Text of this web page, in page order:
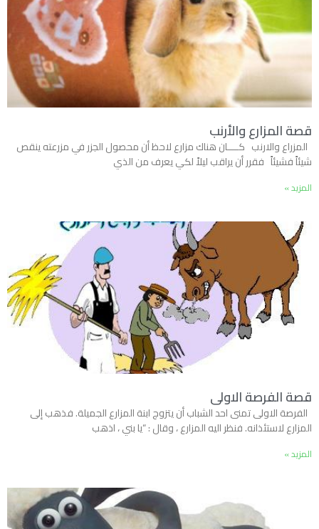
قصة المزارع والأرنب
المزراع والارنب كــــان هناك مزارع لاحظ أن محصول الجزر في مزرعته ينقص
شيئاً فشيئاً فقرر أن يراقب ليلاً لكي يعرف من الذي
المزيد »
قصة الفرصة الاولى
الفرصة الاولى تمنى احد الشباب أن يتزوج ابنة المزارع الجميلة. فذهب إلى
المزارع لاستئذانه. فنظر اليه المزارع ، وقال : “يا بني ، اذهب
المزيد »